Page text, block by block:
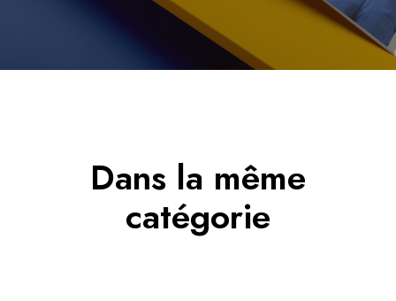
Dans la même
catégorie